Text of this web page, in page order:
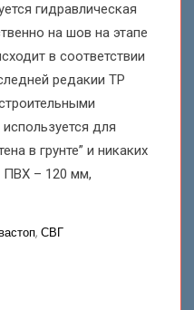
гидравлическая
на шов на этапе
в соответствии
редакии ТР
для
в грунте” и никаких
ПВХ – 120 мм,
, СВГ